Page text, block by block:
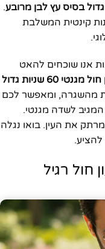
.
קינטית המשלבת
אנו שוכחים להאט
שעון חול מגנטי 60 שניות גדול
מהשגרה, ומאפשר לכם
לשדה מגנטי.
את העין. בואו נגלה
חול רגיל